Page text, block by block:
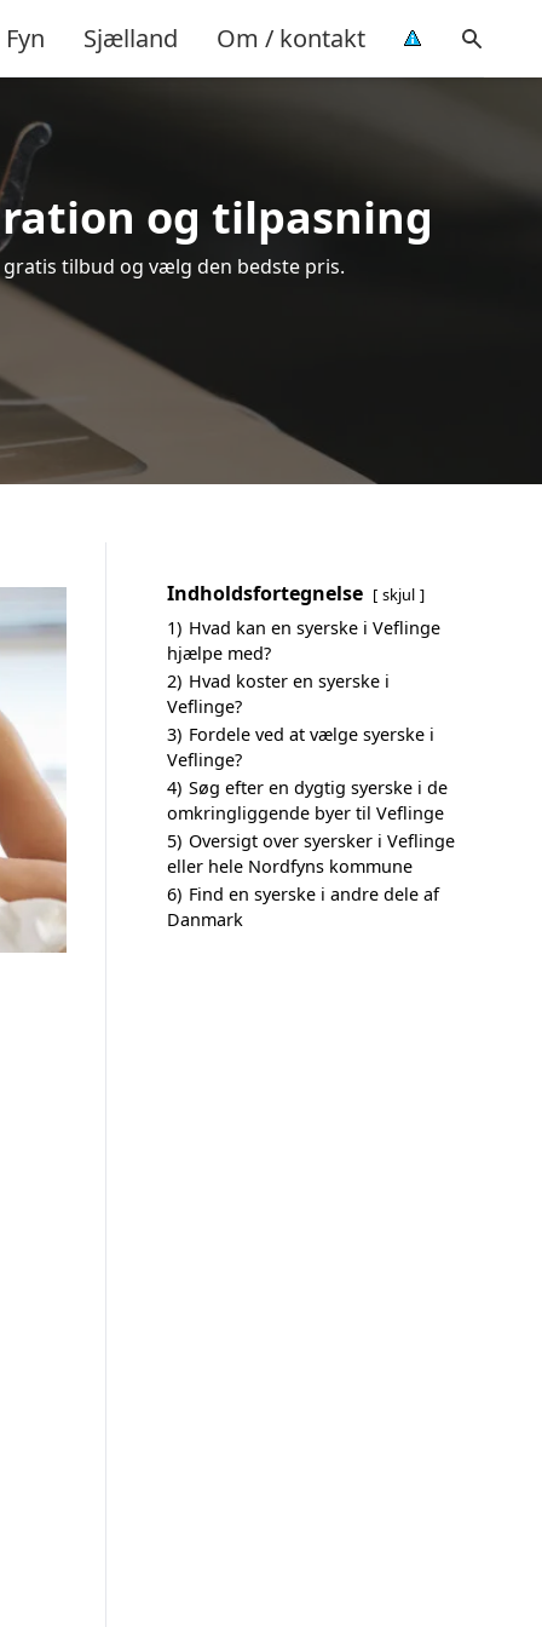
Fyn Sjælland Om / kontakt
og tilpasning
tilbud og vælg den bedste pris.
Indholdsfortegnelse skjul
1) Hvad kan en syerske i Veflinge
hjælpe med?
2) Hvad koster en syerske i
Veflinge?
3) Fordele ved at vælge syerske i
Veflinge?
4) Søg efter en dygtig syerske i de
omkringliggende byer til Veflinge
5) Oversigt over syersker i Veflinge
eller hele Nordfyns kommune
6) Find en syerske i andre dele af
Danmark